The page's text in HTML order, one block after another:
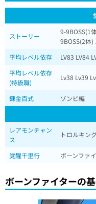
ストーリー
9-9BOSS(1
9BOSS(2体
平均レベル依存
LV83 LV84
平均レベル依存
(特級職)
Lv38 Lv39
錬金百式
ゾンビ編
レアモンチャン
ス
トロルキン
覚醒千里行 ボーンファ
ボーンファイターの